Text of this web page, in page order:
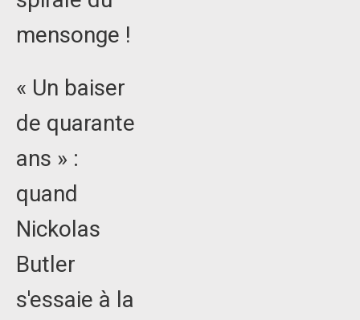
mensonge !
« Un baiser
de quarante
ans » :
quand
Nickolas
Butler
s'essaie à la